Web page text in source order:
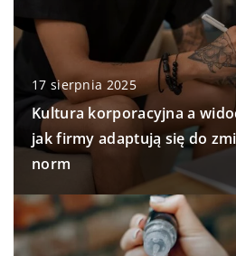
17 sierpnia 2025
Kultura korporacyjna a
jak firmy adaptują się do
norm